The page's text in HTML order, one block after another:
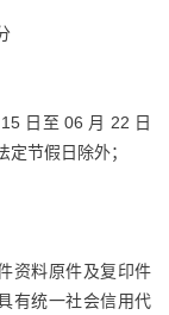
日至 06 月 22 日
节假日除外；
资料原件及复印件
有统一社会信用代